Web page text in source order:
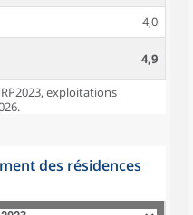
4,0
4,9
RP2023, exploitations
des résidences